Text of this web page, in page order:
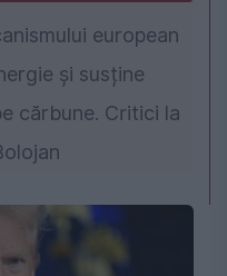
european
și susține
cărbune. Critici la